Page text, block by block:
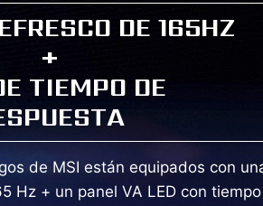
DE 165HZ
+
TIEMPO DE
de MSI están equipados con
Hz + un panel VA LED con tiempo